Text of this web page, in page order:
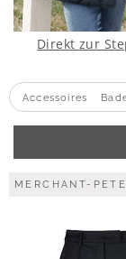
Direkt zur
Accessoires
MERCHANT-